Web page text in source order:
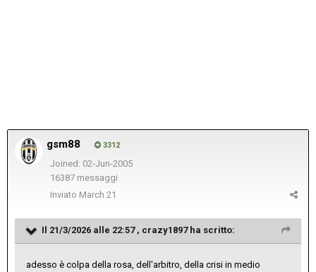
gsm88 3312
Joined: 02-Jun-2005
16387 messaggi
Inviato March 21
Il 21/3/2026 alle 22:57 , crazy1897ha scritto:
adesso è colpa della rosa, dell'arbitro, della crisi in medio